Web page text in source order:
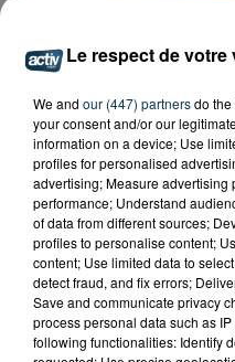
Tarif Payant
Venez encourager les
match en Jeep Elite
samedi 14 mars à 20H, à
Roanne.
Le respect de
We and our (447) partnersdo
your consent and/or our
information on a device; Use
profiles for personalised
advertising; Measure advertising
performance; Understand
of data from different sources;
profiles to personalise content;
content; Use limited data to
detect fraud, and fix errors;
Save and communicate privacy
process personal data such as
following functionalities: Identify